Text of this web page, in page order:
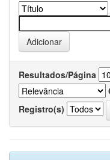
Resultados/Página
Registro(s)